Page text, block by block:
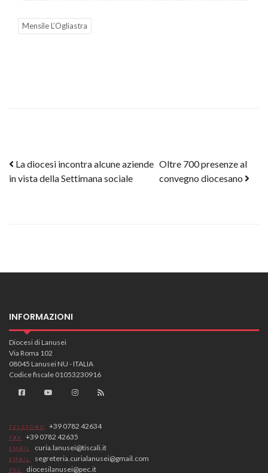
Mensile L’Ogliastra
Post navigation
La diocesi incontra alcune aziende
in vista della Settimana sociale
Oltre 700 presenze al
convegno diocesano
INFORMAZIONI
Diocesi di Lanusei
Via Roma 102
08045 Lanusei NU - ITALIA
Codice fiscale 01053230916
TELEFONO +39 0782 42634
FAX +39 0782 42635
EMAIL curia.lanusei@tiscali.it
EMAIL segreteria.curialanusei@gmail.com
PEC diocesilanusei@pec.it